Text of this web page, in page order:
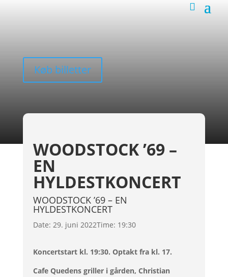
Køb billetter
WOODSTOCK ’69 –
EN
HYLDESTKONCERT
WOODSTOCK ’69 – EN
HYLDESTKONCERT
Date: 29. juni 2022Time: 19:30
Koncertstart kl. 19:30. Optakt fra kl. 17.
Cafe Quedens griller i gården, Christian